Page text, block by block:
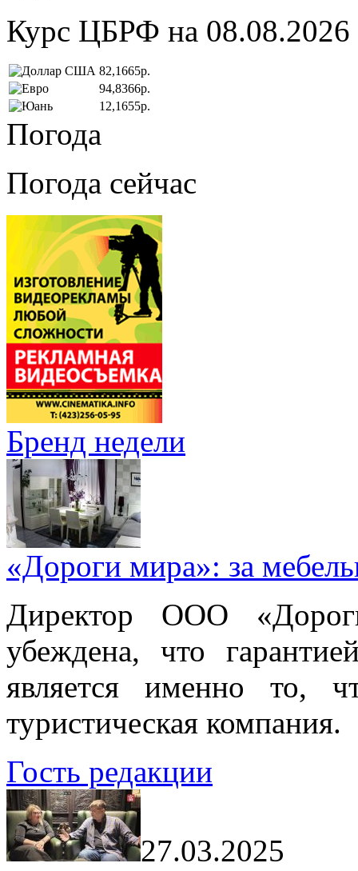
Курс ЦБРФ на 08.08.2026
82,1665р.
94,8366р.
12,1655р.
Погода
Погода сейчас
Бренд недели
«Дороги мира»: за
Директор ООО
убеждена, что
является именно то,
туристическая компания.
Гость редакции
27.03.2025